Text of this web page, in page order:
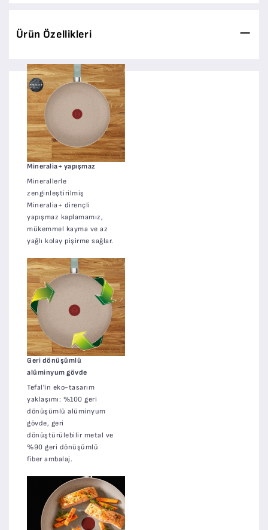
Ürün Özellikleri
Mineralia+ yapışmaz
Minerallerle
zenginleştirilmiş
Mineralia+ dirençli
yapışmaz kaplamamız,
mükemmel kayma ve az
yağlı kolay pişirme sağlar.
Geri dönüşümlü
alüminyum gövde
Tefal'in eko-tasarım
yaklaşımı: %100 geri
dönüşümlü alüminyum
gövde, geri
dönüştürülebilir metal ve
%90 geri dönüşümlü
fiber ambalaj.